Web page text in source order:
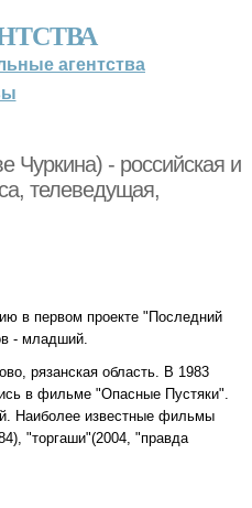
агентства
Чуркина) - российская и
телеведущая,
в первом проекте "Последний
- младший.
рязанская область. В 1983
в фильме "Опасные Пустяки".
Наиболее известные фильмы
"торгаши"(2004, "правда